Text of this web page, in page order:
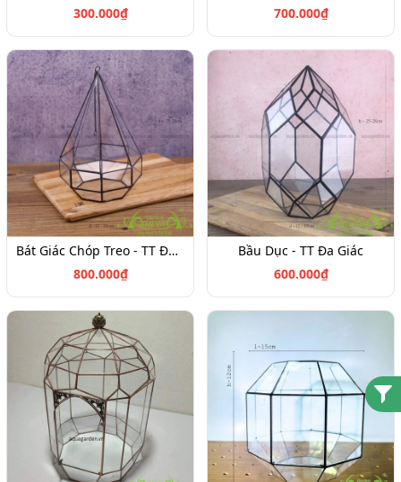
300.000₫
700.000₫
Bát Giác Chóp Treo - TT Đa Giác
800.000₫
Bầu Dục - TT Đa Giác
600.000₫